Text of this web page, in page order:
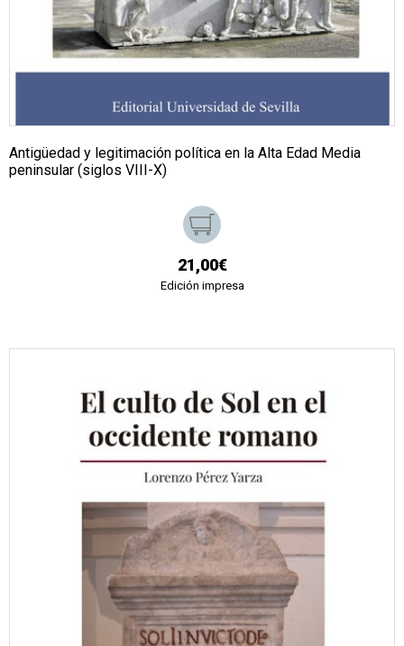
Antigüedad y legitimación política en la Alta Edad Media
peninsular (siglos VIII-X)
21,00€
Edición impresa